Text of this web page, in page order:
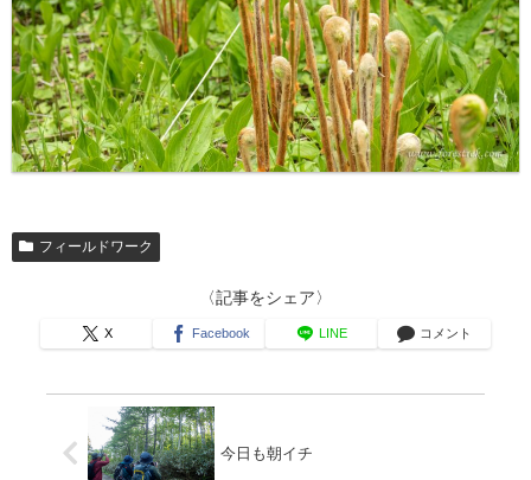
フィールドワーク
〈記事をシェア〉
X Facebook LINE コメント
今日も朝イチ